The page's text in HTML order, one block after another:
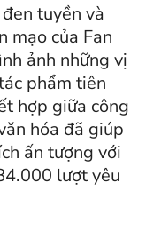
tuyền và
mạo của Fan
ảnh những vị
phẩm tiên
hợp giữa công
hóa đã giúp
ấn tượng với
lượt yêu